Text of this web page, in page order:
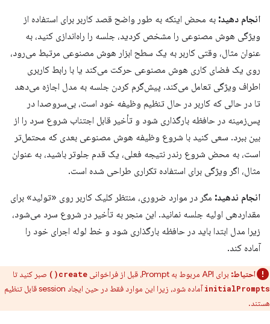
انجام دهید: به محض اینکه به طور واضح قصد کاربر برای استفاده از
ویژگی هوش مصنوعی را مشخص کردید، جلسه را راه‌اندازی کنید، به
عنوان مثال، وقتی کاربر به یک سطح ابزار هوش مصنوعی مرتبط می‌رود،
روی یک فضای کاری هوش مصنوعی حرکت می‌کند یا با رابط کاربری
اطراف ویژگی تعامل می‌کند. پیش‌گرم کردن جلسه به مدل اجازه می‌دهد
تا در حالی که کاربر در حال تنظیم وظیفه خود است، بی‌سروصدا در
پس‌زمینه در حافظه بارگذاری شود و تأخیر قابل اجتناب شروع سرد را از
بین ببرد. سعی کنید با شروع وظیفه هوش مصنوعی بعدی که محتمل‌تر
است، به محض شروع رندر نتیجه فعلی، یک قدم جلوتر باشید، به عنوان
مثال، اگر ویژگی برای استفاده تکراری طراحی شده است.
انجام ندهید: مگر در موارد ضروری، منتظر کلیک کاربر روی «تولید» برای
مقداردهی اولیه جلسه نمانید. این منجر به تأخیر در شروع سرد می‌شود،
زیرا مدل ابتدا باید در حافظه بارگذاری شود و خط لوله اجرای خود را
آماده کند.
احتیاط: برای API مربوط به Prompt، قبل از فراخوانی create() صبر کنید تا
initialPrompts
آماده شود، زیرا این موارد فقط در حین ایجاد session قابل تنظیم
هستند.